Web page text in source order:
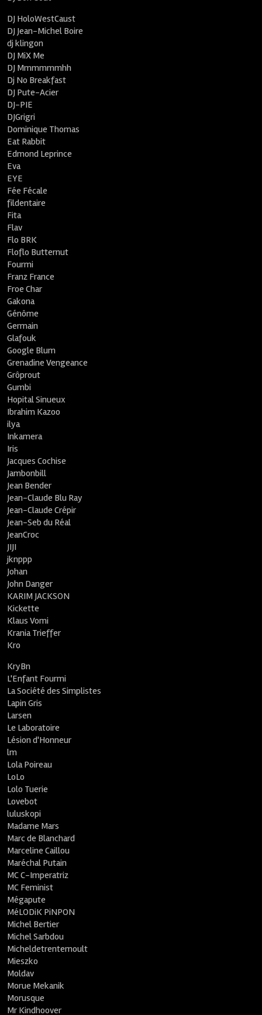
DJ HoloWestCaust
DJ Jean-Michel Boire
dj klingon
DJ MiX Me
DJ Mmmmmmhh
Dj No Breakfast
DJ Pute-Acier
DJ-PIE
DJGrigri
Dominique Thomas
Eat Rabbit
Edmond Leprince
Eva
EYE
Fée Fécale
fildentaire
Fita
Flav
Flo BRK
Floflo Butternut
Fourmi
Franz France
Froe Char
Gakona
Génôme
Germain
Glafouk
Google Blum
Grenadine Vengeance
Grôprout
Gumbi
Hopital Sinueux
Ibrahim Kazoo
ilya
Inkamera
Iris
Jacques Cochise
Jambonbill
Jean Bender
Jean-Claude Blu Ray
Jean-Claude Crépir
Jean-Seb du Réal
JeanCroc
JIJI
jknppp
Johan
John Danger
KARIM JACKSON
Kickette
Klaus Vomi
Krania Trieffer
Kro
KryBn
L'Enfant Fourmi
La Société des Simplistes
Lapin Gris
Larsen
Le Laboratoire
Lésion d'Honneur
lm
Lola Poireau
LoLo
Lolo Tuerie
Lovebot
luluskopi
Madame Mars
Marc de Blanchard
Marceline Caillou
Maréchal Putain
MC C-Imperatriz
MC Feminist
Mégapute
MéLODiK PiNPON
Michel Bertier
Michel Sarbdou
Micheldetrentemoult
Mieszko
Moldav
Morue Mekanik
Morusque
Mr Kindhoover